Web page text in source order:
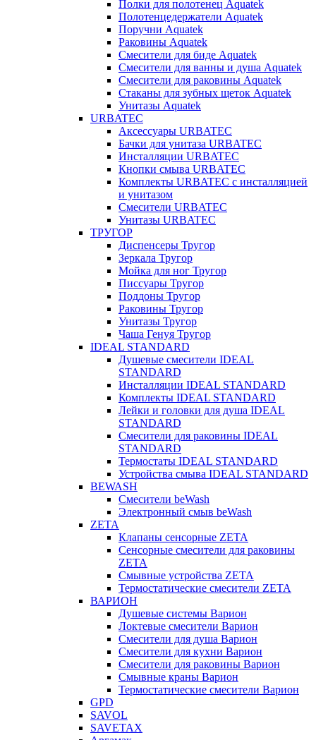
Полки для полотенец Aquatek
Полотенцедержатели Aquatek
Поручни Aquatek
Раковины Aquatek
Смесители для биде Aquatek
Смесители для ванны и душа Aquatek
Смесители для раковины Aquatek
Стаканы для зубных щеток Aquatek
Унитазы Aquatek
URBATEC
Аксессуары URBATEC
Бачки для унитаза URBATEC
Инсталляции URBATEC
Кнопки смыва URBATEC
Комплекты URBATEC с инсталляцией
и унитазом
Смесители URBATEC
Унитазы URBATEC
ТРУГОР
Диспенсеры Тругор
Зеркала Тругор
Мойка для ног Тругор
Писсуары Тругор
Поддоны Тругор
Раковины Тругор
Унитазы Тругор
Чаша Генуя Тругор
IDEAL STANDARD
Душевые смесители IDEAL
STANDARD
Инсталляции IDEAL STANDARD
Комплекты IDEAL STANDARD
Лейки и головки для душа IDEAL
STANDARD
Смесители для раковины IDEAL
STANDARD
Термостаты IDEAL STANDARD
Устройства смыва IDEAL STANDARD
BEWASH
Смесители beWash
Электронный смыв beWash
ZETA
Клапаны сенсорные ZETA
Сенсорные смесители для раковины
ZETA
Смывные устройства ZETA
Термостатические смесители ZETA
ВАРИОН
Душевые системы Варион
Локтевые смесители Варион
Смесители для душа Варион
Смесители для кухни Варион
Смесители для раковины Варион
Смывные краны Варион
Термостатические смесители Варион
GPD
SAVOL
SAVETAX